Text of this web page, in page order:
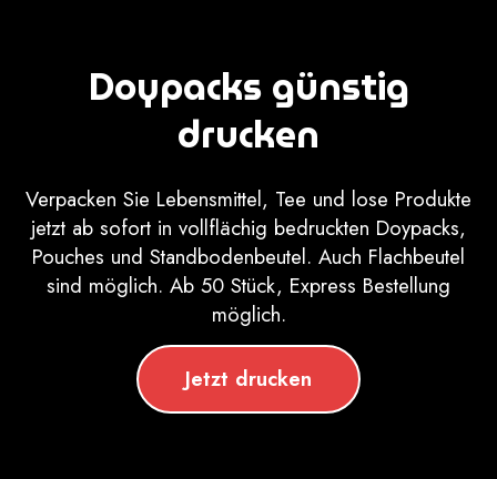
Doypacks günstig
drucken
Verpacken Sie Lebensmittel, Tee und lose Produkte
jetzt ab sofort in vollflächig bedruckten Doypacks,
Pouches und Standbodenbeutel. Auch Flachbeutel
sind möglich. Ab 50 Stück, Express Bestellung
möglich.
Jetzt drucken